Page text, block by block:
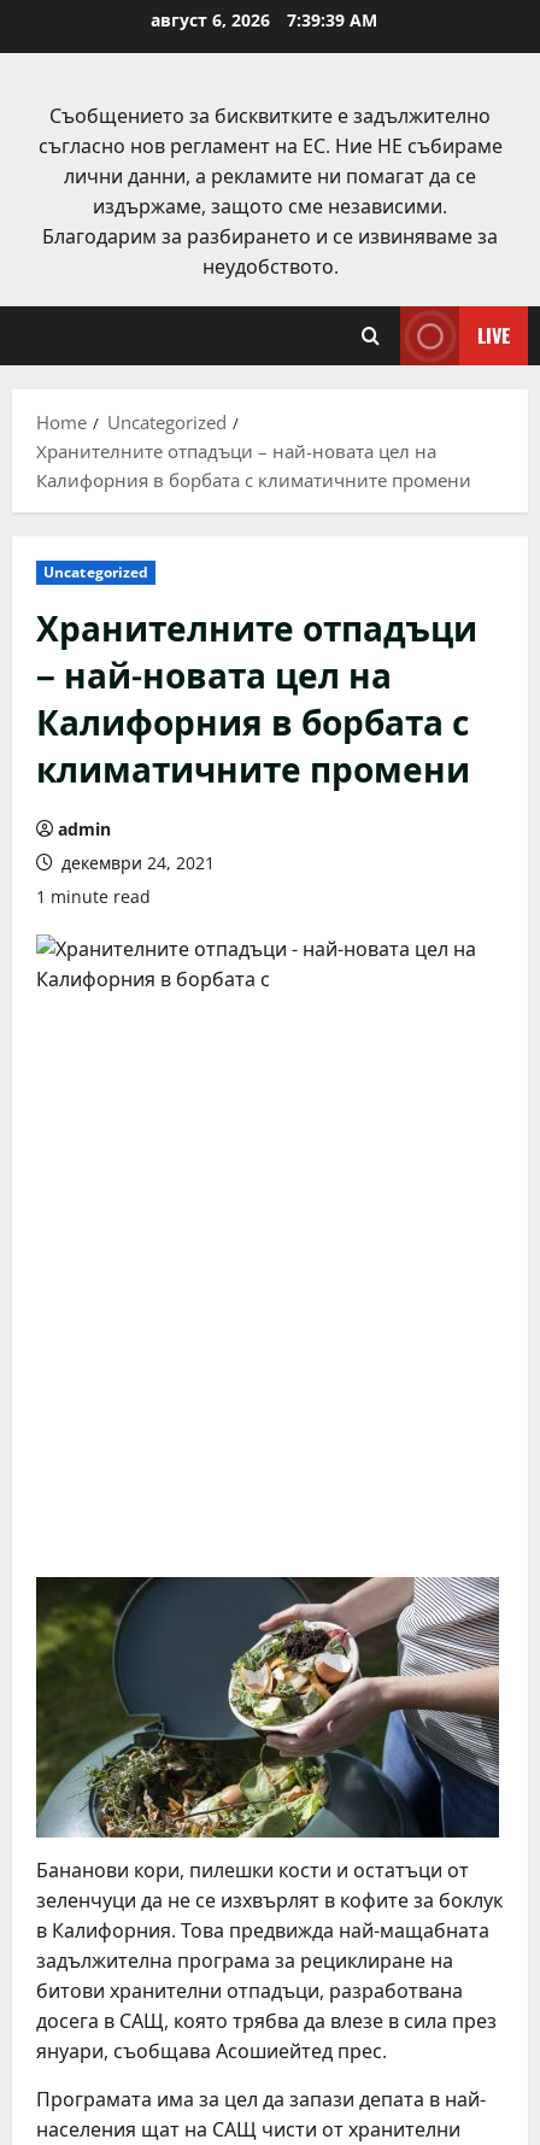
август 6, 2026 7:39:40 AM
Съобщението за бисквитките е задължително
съгласно нов регламент на ЕС. Ние НЕ събираме
лични данни, а рекламите ни помагат да се
издържаме, защото сме независими.
Благодарим за разбирането и се извиняваме за
неудобството.
LIVE
Home
Uncategorized
Хранителните отпадъци – най-новата цел на
Калифорния в борбата с климатичните промени
Uncategorized
Хранителните отпадъци
– най-новата цел на
Калифорния в борбата с
климатичните промени
admin
декември 24, 2021
1 minute read
Бананови кори, пилешки кости и остатъци от
зеленчуци да не се изхвърлят в кофите за боклук
в Калифорния. Това предвижда най-мащабната
задължителна програма за рециклиране на
битови хранителни отпадъци, разработвана
досега в САЩ, която трябва да влезе в сила през
януари, съобщава Асошиейтед прес.
Програмата има за цел да запази депата в най-
населения щат на САЩ чисти от хранителни